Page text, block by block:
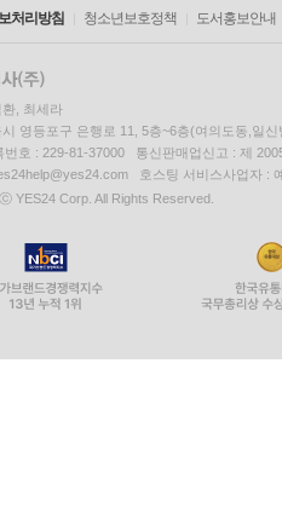
처리방침 청소년보호정책 도서홍보안내
, 최세라
시 영등포구 은행로 11, 5층~6층(여의도동,일신
번호 : 229-81-37000 통신판매업신고 : 제
호스팅 서비스사업자 :
YES24 Corp. All Rights Reserved.